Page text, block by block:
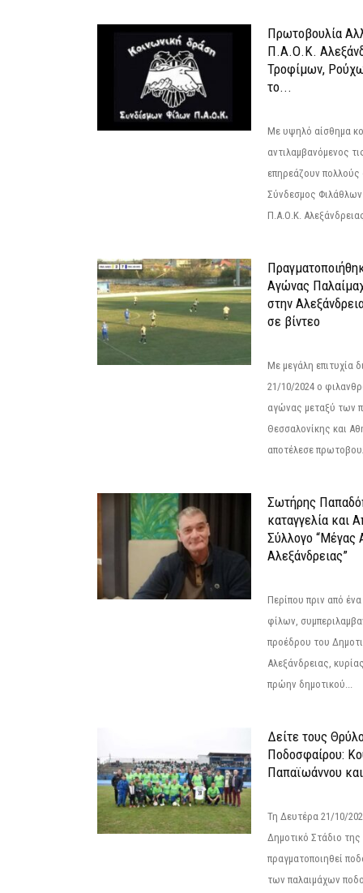
Πρωτοβουλία
Π.Α.Ο.Κ.
Τροφίμων,
το...
Με υψηλό αίσθημα
αντιλαμβανόμενος
επηρεάζουν πολλούς
Σύνδεσμος
Π.Α.Ο.Κ.
Αγώνας
στην
σε βίντεο
Με μεγάλη επιτυχία
21/10/2024 ο
αγώνας μεταξύ των
Θεσσαλονίκης και
αποτέλεσε
Σωτήρης
καταγγελία και
Σύλλογο “Μέγας
Αλεξάνδρειας”
Περίπου πριν από
φίλων,
προέδρου του
Αλεξάνδρειας,
πρώην δημοτικού...
Δείτε τους
Ποδοσφαίρου:
Παπαϊωάννου
Τη Δευτέρα 21/10/
Δημοτικό Στάδιο
πραγματοποιηθεί
των παλαιμάχων